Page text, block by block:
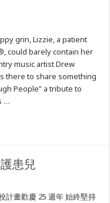
grin, Lizzie, a patient
could barely contain her
music artist Drew
there to share something
People” a tribute to
…
患兒
計畫歡慶 25 週年 始終堅持